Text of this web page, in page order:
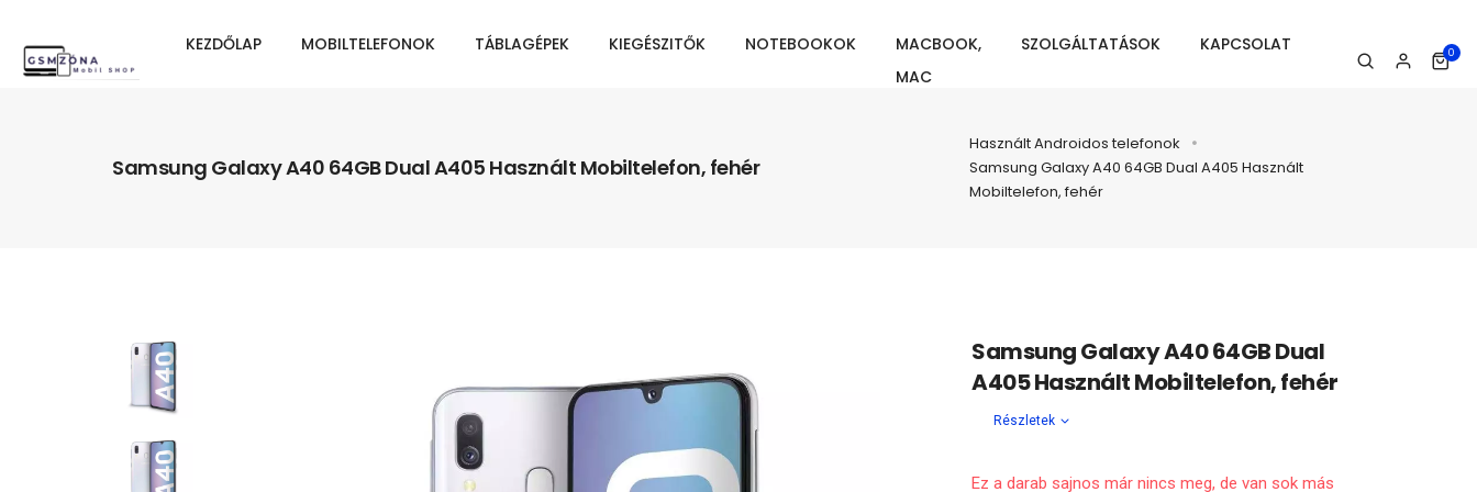
KEZDŐLAP MOBILTELEFONOK TÁBLAGÉPEK KIEGÉSZITŐK NOTEBOOKOK
MACBOOK,
MAC
SZOLGÁLTATÁSOK KAPCSOLAT 0
Samsung Galaxy A40 64GB Dual A405 Használt Mobiltelefon, fehér
Használt Androidos telefonok
Samsung Galaxy A40 64GB Dual A405 Használt
Mobiltelefon, fehér
Samsung Galaxy A40 64GB Dual
A405 Használt Mobiltelefon, fehér
Részletek
Ez a darab sajnos már nincs meg, de van sok más